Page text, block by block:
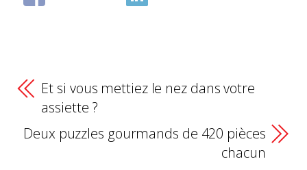
Et si vous mettiez le nez dans votre
assiette ?
Deux puzzles gourmands de 420 pièces
chacun